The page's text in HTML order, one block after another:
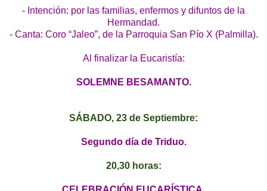
- Intención: por las familias, enfermos y difuntos de la
Hermandad.
- Canta: Coro “Jaleo”, de la Parroquia San Pío X (Palmilla).
Al finalizar la Eucaristía:
SOLEMNE BESAMANTO.
SÁBADO, 23 de Septiembre:
Segundo día de Triduo.
20,30 horas: